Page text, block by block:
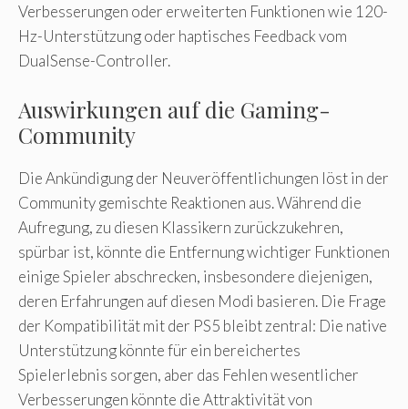
Verbesserungen oder erweiterten Funktionen wie 120-
Hz-Unterstützung oder haptisches Feedback vom
DualSense-Controller.
Auswirkungen auf die Gaming-
Community
Die Ankündigung der Neuveröffentlichungen löst in der
Community gemischte Reaktionen aus. Während die
Aufregung, zu diesen Klassikern zurückzukehren,
spürbar ist, könnte die Entfernung wichtiger Funktionen
einige Spieler abschrecken, insbesondere diejenigen,
deren Erfahrungen auf diesen Modi basieren. Die Frage
der Kompatibilität mit der PS5 bleibt zentral: Die native
Unterstützung könnte für ein bereichertes
Spielerlebnis sorgen, aber das Fehlen wesentlicher
Verbesserungen könnte die Attraktivität von